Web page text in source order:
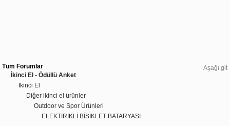
Aşağı git
Tüm Forumlar
İkinci El - Ödüllü Anket
İkinci El
Diğer ikinci el ürünler
Outdoor ve Spor Ürünleri
ELEKTİRİKLİ BİSİKLET BATARYASI